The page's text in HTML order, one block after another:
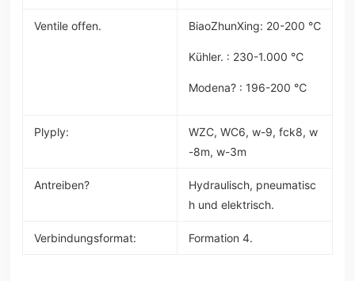
Ventile offen. BiaoZhunXing: 20-200 ℃
Kühler. : 230-1.000 ℃
Modena? : 196-200 ℃
Plyply:
WZC, WC6, w-9, fck8, w
-8m, w-3m
Antreiben?
Hydraulisch, pneumatisc
h und elektrisch.
Verbindungsformat: Formation 4.